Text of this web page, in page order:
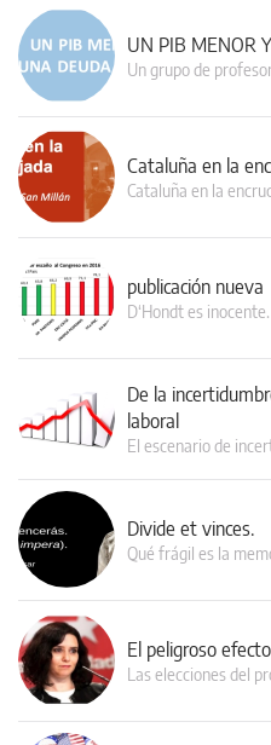
UN PIB MENOR
Un grupo de
Cataluña en la
Cataluña en la
publicación nueva
D‘Hondt es
De la
laboral
El escenario de
Divide et vinces.
Qué frágil es la
El peligroso
Las elecciones del